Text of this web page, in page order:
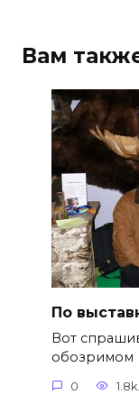
Вам
По
Вот
обозримом
0 1.8k.